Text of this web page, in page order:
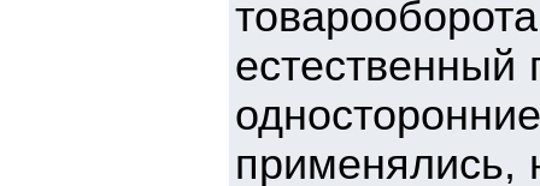
применялись,